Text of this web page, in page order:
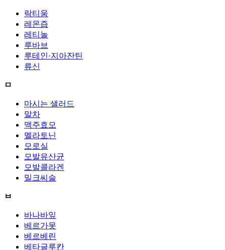
락티움
레몬즙
레티놀
루바브
루테인·지아잔틴
류신
ㅁ
마시는 샐러드
말차
맥주효모
멜라토닌
모로실
모발유산균
모발콜라겐
밀크씨슬
ㅂ
바나바잎
베르가못
베르베린
베타글루칸